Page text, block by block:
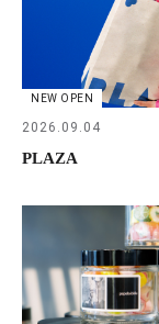
NEW OPEN
2026.09.04
PLAZA